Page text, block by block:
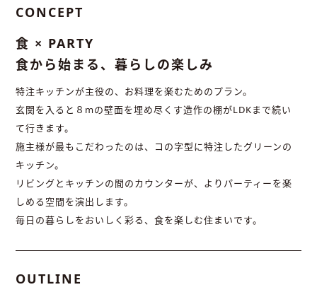
CONCEPT
食 × PARTY
食から始まる、暮らしの楽しみ
特注キッチンが主役の、お料理を楽むためのプラン。
玄関を入ると８mの壁面を埋め尽くす造作の棚がLDKまで続い
て行きます。
施主様が最もこだわったのは、コの字型に特注したグリーンの
キッチン。
リビングとキッチンの間のカウンターが、よりパーティーを楽
しめる空間を演出します。
毎日の暮らしをおいしく彩る、食を楽しむ住まいです。
OUTLINE